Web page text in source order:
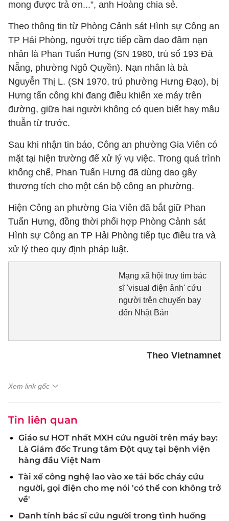
mong được trả ơn...”, anh Hoàng chia sẻ.
Theo thông tin từ Phòng Cảnh sát Hình sự Công an
TP Hải Phòng, người trực tiếp cầm dao đâm nạn
nhân là Phan Tuấn Hưng (SN 1980, trú số 193 Đà
Nẵng, phường Ngô Quyền). Nạn nhân là bà
Nguyễn Thị L. (SN 1970, trú phường Hưng Đạo), bị
Hưng tấn công khi đang điều khiển xe máy trên
đường, giữa hai người không có quen biết hay mâu
thuẫn từ trước.
Sau khi nhận tin báo, Công an phường Gia Viên có
mặt tại hiện trường để xử lý vụ việc. Trong quá trình
khống chế, Phan Tuấn Hưng đã dùng dao gây
thương tích cho một cán bộ công an phường.
Hiện Công an phường Gia Viên đã bắt giữ Phan
Tuấn Hưng, đồng thời phối hợp Phòng Cảnh sát
Hình sự Công an TP Hải Phòng tiếp tục điều tra và
xử lý theo quy định pháp luật.
Mạng xã hội truy tìm bác
sĩ 'visual điện ảnh' cứu
người trên chuyến bay
đến Nhật Bản
Theo Vietnamnet
Xem link gốc
Tin liên quan
Giáo sư HOT nhất MXH cứu người trên máy bay:
Là Giám đốc Trung tâm Đột quỵ tại bệnh viện
hàng đầu Việt Nam
Tài xế công nghệ lao vào xe tải bốc cháy cứu
người, gọi điện cho mẹ nói 'có thể con không trở
về'
Danh tính bác sĩ cứu người trong tình huống